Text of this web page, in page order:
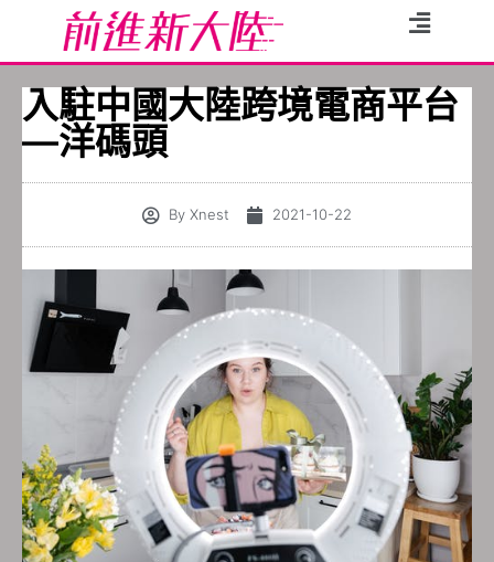
入駐中國大陸跨境電商平台
―洋碼頭
By Xnest 2021-10-22